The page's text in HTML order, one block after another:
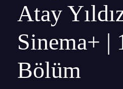
Atay
Sinema+ |
Bölüm